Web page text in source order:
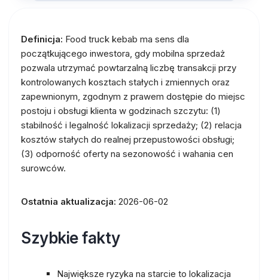
Definicja: Food truck kebab ma sens dla
początkującego inwestora, gdy mobilna sprzedaż
pozwala utrzymać powtarzalną liczbę transakcji przy
kontrolowanych kosztach stałych i zmiennych oraz
zapewnionym, zgodnym z prawem dostępie do miejsc
postoju i obsługi klienta w godzinach szczytu: (1)
stabilność i legalność lokalizacji sprzedaży; (2) relacja
kosztów stałych do realnej przepustowości obsługi;
(3) odporność oferty na sezonowość i wahania cen
surowców.
Ostatnia aktualizacja: 2026-06-02
Szybkie fakty
Największe ryzyka na starcie to lokalizacja